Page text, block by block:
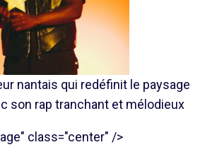
nantais qui redéfinit le paysage
son rap tranchant et mélodieux
class="center" />